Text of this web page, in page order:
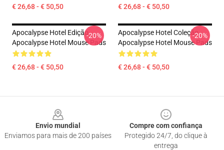
€ 26,68 - € 50,50 € 26,68 - € 50,50
Apocalypse Hotel Edição
Apocalypse Hotel Mouse Pads
€ 26,68 - € 50,50
-20%
Apocalypse Hotel Coleção
Apocalypse Hotel Mouse Pads
€ 26,68 - € 50,50
-20%
Envio mundial
Enviamos para mais de 200 países
Compre com confiança
Protegido 24/7, do clique à
entrega